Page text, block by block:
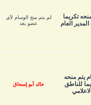
تكريما
المدير العام
لم يتم منح الوسام لأي
عضو بعد
يتم منحه
للناطق
الاعلامي
خالد أبو إسحاق